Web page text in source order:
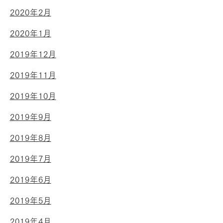
2020年2月
2020年1月
2019年12月
2019年11月
2019年10月
2019年9月
2019年8月
2019年7月
2019年6月
2019年5月